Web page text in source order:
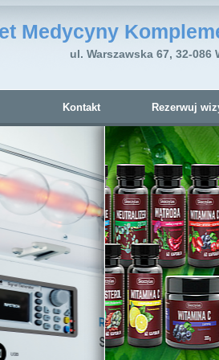
Kontakt Rezerwuj
Medycyny
ul. Warszawska 67, 32-086